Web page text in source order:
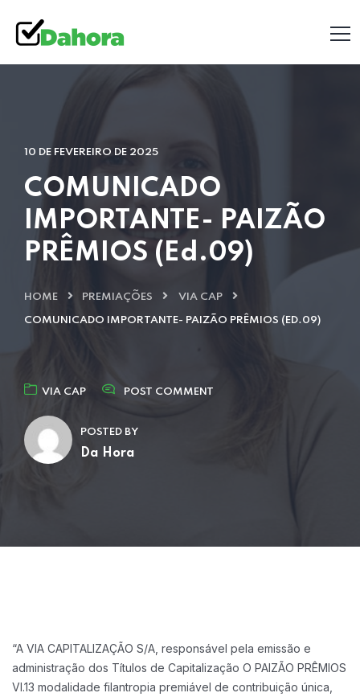
10 DE FEVEREIRO DE 2025
COMUNICADO
IMPORTANTE- PAIZÃO
PRÊMIOS (Ed.09)
HOME PREMIAÇÕES VIA CAP
COMUNICADO IMPORTANTE- PAIZÃO PRÊMIOS (ED.09)
VIA CAP POST COMMENT
POSTED BY
Da Hora
“A VIA CAPITALIZAÇÃO S/A, responsável pela emissão e
administração dos Títulos de Capitalização O PAIZÃO PRÊMIOS
VI.13 modalidade filantropia premiável de contribuição única,